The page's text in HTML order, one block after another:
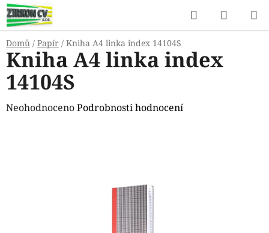
Přejít
na
obsah
Hledat
KOŠÍK
Domů / Papír / Kniha A4 linka index 14104S
Kniha A4 linka index
14104S
Průměrné
NeohodnocenoPodrobnosti hodnocení